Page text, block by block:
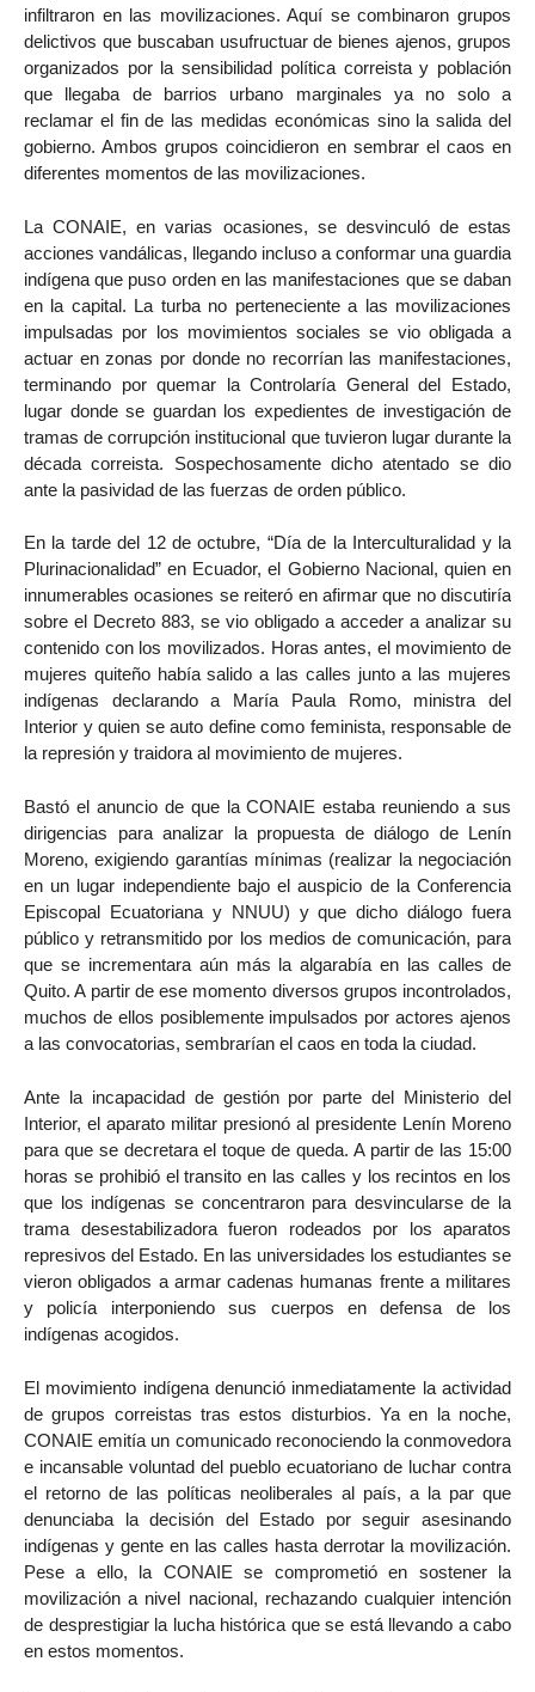
infiltraron en las movilizaciones. Aquí se combinaron grupos
delictivos que buscaban usufructuar de bienes ajenos, grupos
organizados por la sensibilidad política correista y población
que llegaba de barrios urbano marginales ya no solo a
reclamar el fin de las medidas económicas sino la salida del
gobierno. Ambos grupos coincidieron en sembrar el caos en
diferentes momentos de las movilizaciones.
La CONAIE, en varias ocasiones, se desvinculó de estas
acciones vandálicas, llegando incluso a conformar una guardia
indígena que puso orden en las manifestaciones que se daban
en la capital. La turba no perteneciente a las movilizaciones
impulsadas por los movimientos sociales se vio obligada a
actuar en zonas por donde no recorrían las manifestaciones,
terminando por quemar la Controlaría General del Estado,
lugar donde se guardan los expedientes de investigación de
tramas de corrupción institucional que tuvieron lugar durante la
década correista. Sospechosamente dicho atentado se dio
ante la pasividad de las fuerzas de orden público.
En la tarde del 12 de octubre, “Día de la Interculturalidad y la
Plurinacionalidad” en Ecuador, el Gobierno Nacional, quien en
innumerables ocasiones se reiteró en afirmar que no discutiría
sobre el Decreto 883, se vio obligado a acceder a analizar su
contenido con los movilizados. Horas antes, el movimiento de
mujeres quiteño había salido a las calles junto a las mujeres
indígenas declarando a María Paula Romo, ministra del
Interior y quien se auto define como feminista, responsable de
la represión y traidora al movimiento de mujeres.
Bastó el anuncio de que la CONAIE estaba reuniendo a sus
dirigencias para analizar la propuesta de diálogo de Lenín
Moreno, exigiendo garantías mínimas (realizar la negociación
en un lugar independiente bajo el auspicio de la Conferencia
Episcopal Ecuatoriana y NNUU) y que dicho diálogo fuera
público y retransmitido por los medios de comunicación, para
que se incrementara aún más la algarabía en las calles de
Quito. A partir de ese momento diversos grupos incontrolados,
muchos de ellos posiblemente impulsados por actores ajenos
a las convocatorias, sembrarían el caos en toda la ciudad.
Ante la incapacidad de gestión por parte del Ministerio del
Interior, el aparato militar presionó al presidente Lenín Moreno
para que se decretara el toque de queda. A partir de las 15:00
horas se prohibió el transito en las calles y los recintos en los
que los indígenas se concentraron para desvincularse de la
trama desestabilizadora fueron rodeados por los aparatos
represivos del Estado. En las universidades los estudiantes se
vieron obligados a armar cadenas humanas frente a militares
y policía interponiendo sus cuerpos en defensa de los
indígenas acogidos.
El movimiento indígena denunció inmediatamente la actividad
de grupos correistas tras estos disturbios. Ya en la noche,
CONAIE emitía un comunicado reconociendo la conmovedora
e incansable voluntad del pueblo ecuatoriano de luchar contra
el retorno de las políticas neoliberales al país, a la par que
denunciaba la decisión del Estado por seguir asesinando
indígenas y gente en las calles hasta derrotar la movilización.
Pese a ello, la CONAIE se comprometió en sostener la
movilización a nivel nacional, rechazando cualquier intención
de desprestigiar la lucha histórica que se está llevando a cabo
en estos momentos.